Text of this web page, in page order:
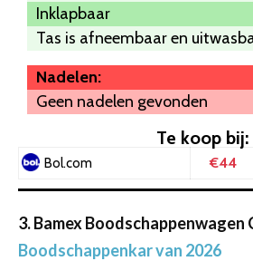
Inklapbaar
Tas is afneembaar en
Nadelen:
Geen nadelen gevonden
Te koop bij:
Bol.com €44
3. Bamex Boodschappenwagen
Boodschappenkar van 2026